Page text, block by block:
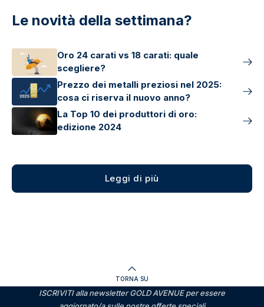
Le novità della settimana?
Oro 24 carati vs 18 carati: quale
scegliere?
Prezzo dei metalli preziosi nel 2025:
cosa ci riserva il nuovo anno?
La Top 10 dei produttori di oro:
edizione 2024
Leggi di più
TORNA SU
ISCRIVITI alla newsletter GOLD AVENUE per essere